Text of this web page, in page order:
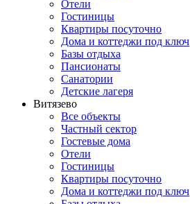
Отели
Гостиницы
Квартиры посуточно
Дома и коттеджи под ключ
Базы отдыха
Пансионаты
Санатории
Детские лагеря
Витязево
Все объекты
Частный сектор
Гостевые дома
Отели
Гостиницы
Квартиры посуточно
Дома и коттеджи под ключ